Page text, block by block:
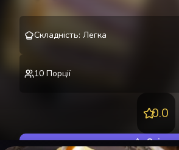
Э
Эмилия
@emilyozerova
Складність: Легка
10 Порції
0.0
Оцінити